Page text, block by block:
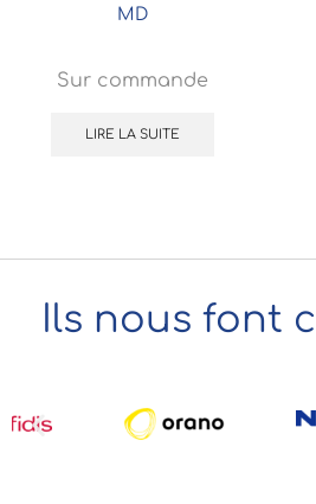
MD
Sur commande
LIRE LA SUITE
Ils nous font